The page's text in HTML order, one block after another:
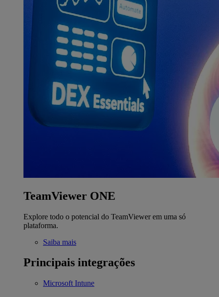
TeamViewer ONE
Explore todo o potencial do TeamViewer em uma só
plataforma.
Saiba mais
Principais integrações
Microsoft Intune